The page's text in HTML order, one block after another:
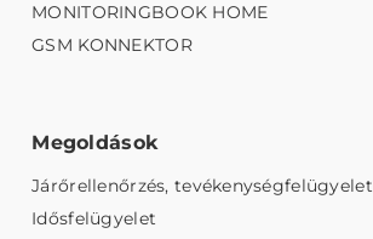
MONITORINGBOOK HOME
GSM KONNEKTOR
Megoldások
Járőrellenőrzés, tevékenységfelügyelet
Idősfelügyelet